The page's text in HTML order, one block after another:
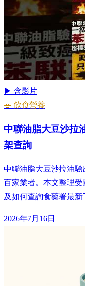
▶ 含影片
🥗 飲食營養
中聯油脂大豆沙拉
架查詢
中聯油脂大豆沙拉油
百家業者。本文整理
及如何查詢食藥署最新
2026年7月16日